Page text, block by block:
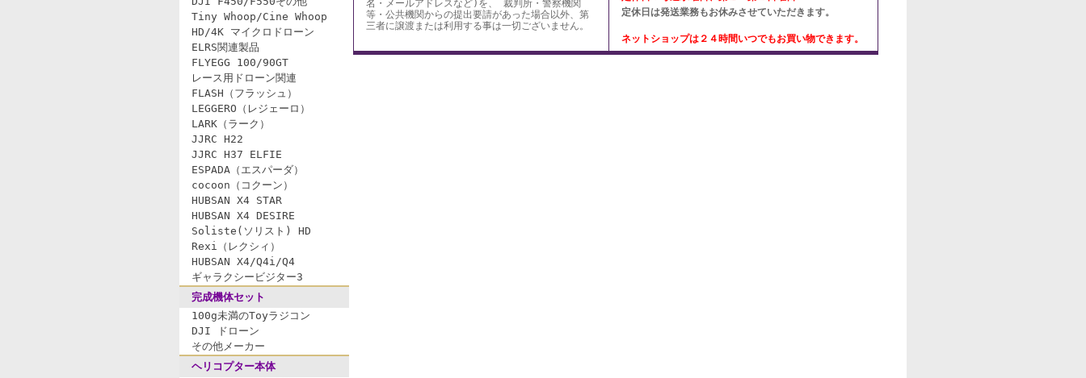
Tiny Whoop/Cine Whoop
HD/4K マイクロドローン
ELRS関連製品
FLYEGG 100/90GT
レース用ドローン関連
FLASH（フラッシュ）
LEGGERO（レジェーロ）
LARK（ラーク）
JJRC H22
JJRC H37 ELFIE
ESPADA（エスパーダ）
cocoon（コクーン）
HUBSAN X4 STAR
HUBSAN X4 DESIRE
Soliste(ソリスト) HD
Rexi（レクシィ）
HUBSAN X4/Q4i/Q4
ギャラクシービジター3
完成機体セット
100g未満のToyラジコン
DJI ドローン
その他メーカー
ヘリコプター本体
名・メールアドレスなど)を、 裁判所・警察機関
等・公共機関からの提出要請があった場合以外、第
三者に譲渡または利用する事は一切ございません。
定休日は発送業務もお休みさせていただきます。
ネットショップは２４時間いつでもお買い物できます。